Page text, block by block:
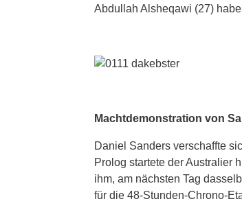
Abdullah Alsheqawi (27)
Machtdemonstration von
Daniel Sanders verschaffte
Prolog startete der Australier
ihm, am nächsten Tag
für die 48-Stunden-Chrono-